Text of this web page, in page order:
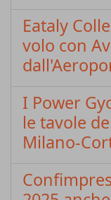
Eataly
volo con
I Power
le tavole
Milano-